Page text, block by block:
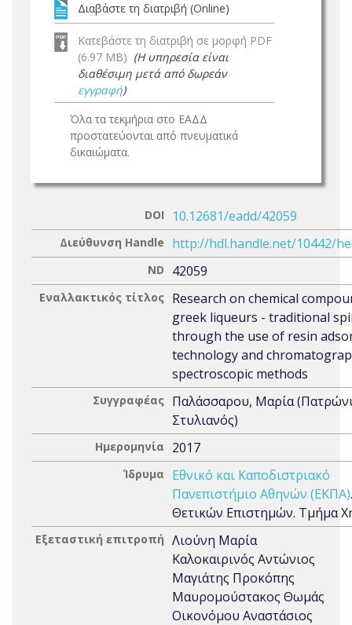
Διαβάστε τη διατριβή (Online)
Κατεβάστε τη διατριβή σε μορφή PDF
(6.97 MB) (Η υπηρεσία είναι
διαθέσιμη μετά από δωρεάν
εγγραφή)
Όλα τα τεκμήρια στο ΕΑΔΔ
προστατεύονται από πνευματικά
δικαιώματα.
DOI 10.12681/eadd/42059
Διεύθυνση Handle http://hdl.handle.net/10442/
ND 42059
Εναλλακτικός τίτλος Research on chemical
greek liqueurs - traditional
through the use of resin
technology and
spectroscopic methods
Συγγραφέας Παλάσσαρου, Μαρία
Στυλιανός)
Ημερομηνία 2017
Ίδρυμα
Εθνικό και Καποδιστριακό
Πανεπιστήμιο Αθηνών (ΕΚΠΑ)
Θετικών Επιστημών. Τμήμα
Εξεταστική επιτροπή Λιούνη Μαρία
Καλοκαιρινός Αντώνιος
Μαγιάτης Προκόπης
Μαυρομούστακος Θωμάς
Οικονόμου Αναστάσιος